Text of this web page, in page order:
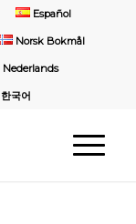
Español
Norsk Bokmål
Nederlands
한국어